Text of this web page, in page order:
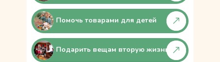
Подарить вещам вторую жизнь
Помочь товарами для детей